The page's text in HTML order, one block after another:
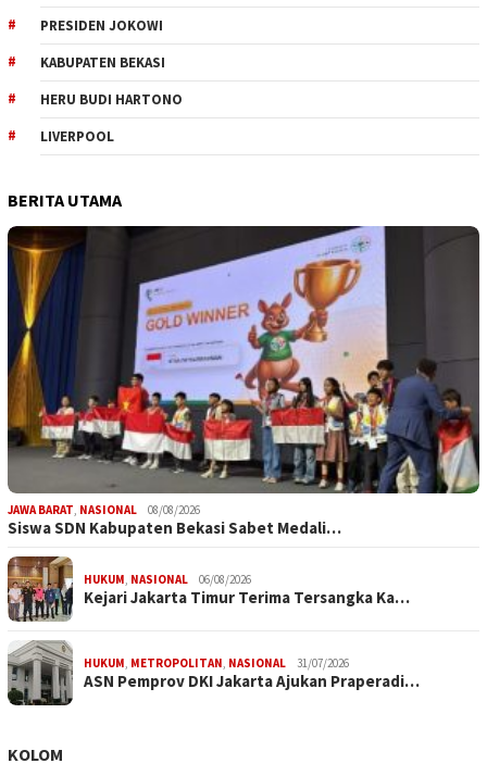
PRESIDEN JOKOWI
KABUPATEN BEKASI
HERU BUDI HARTONO
LIVERPOOL
BERITA UTAMA
JAWA BARAT, NASIONAL 08/08/2026
Siswa SDN Kabupaten Bekasi Sabet Medali…
HUKUM, NASIONAL 06/08/2026
Kejari Jakarta Timur Terima Tersangka Ka…
HUKUM, METROPOLITAN, NASIONAL 31/07/2026
ASN Pemprov DKI Jakarta Ajukan Praperadi…
KOLOM